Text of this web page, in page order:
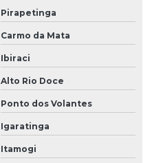
Pirapetinga
Carmo da Mata
Ibiraci
Alto Rio Doce
Ponto dos Volantes
Igaratinga
Itamogi